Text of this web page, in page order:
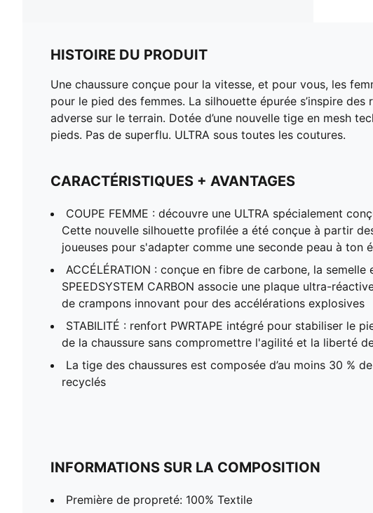
HISTOIRE DU PRODUIT
Une chaussure conçue pour la vitesse, et pour vous, les
pour le pied des femmes. La silhouette épurée s’inspire
adverse sur le terrain. Dotée d’une nouvelle tige en mesh
pieds. Pas de superflu. ULTRA sous toutes les coutures.
CARACTÉRISTIQUES + AVANTAGES
COUPE FEMME : découvre une ULTRA spécialement
Cette nouvelle silhouette profilée a été conçue à partir
joueuses pour s'adapter comme une seconde peau à ton
ACCÉLÉRATION : conçue en fibre de carbone, la semelle
SPEEDSYSTEM CARBON associe une plaque ultra-
de crampons innovant pour des accélérations explosives
STABILITÉ : renfort PWRTAPE intégré pour stabiliser le
de la chaussure sans compromettre l'agilité et la liberté
La tige des chaussures est composée d’au moins 30 %
recyclés
INFORMATIONS SUR LA COMPOSITION
Première de propreté: 100% Textile